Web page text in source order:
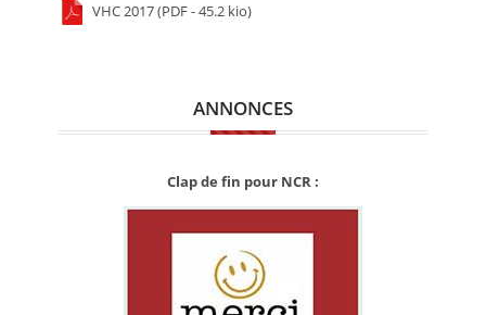
VHC 2017 (PDF - 45.2 kio)
ANNONCES
Clap de fin pour NCR :